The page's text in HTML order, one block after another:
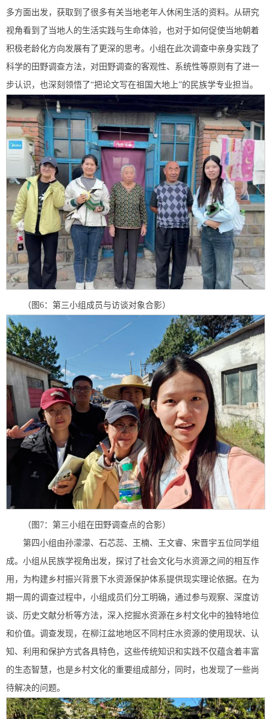
多方面出发，获取到了很多有关当地老年人休闲生活的资料。从研究
视角看到了当地人的生活实践与生命体验，也对于如何促使当地朝着
积极老龄化方向发展有了更深的思考。小组在此次调查中亲身实践了
科学的田野调查方法，对田野调查的客观性、系统性等原则有了进一
步认识，也深刻领悟了“把论文写在祖国大地上”的民族学专业担当。
（图6：第三小组成员与访谈对象合影）
（图7：第三小组在田野调查点的合影）
第四小组由孙濛濛、石芯蕊、王楠、王文睿、宋晋宇五位同学组
成。小组从民族学视角出发，探讨了社会文化与水资源之间的相互作
用，为构建乡村振兴背景下水资源保护体系提供现实理论依据。在为
期一周的调查过程中，小组成员们分工明确，通过参与观察、深度访
谈、历史文献分析等方法，深入挖掘水资源在乡村文化中的独特地位
和价值。调查发现，在柳江盆地地区不同村庄水资源的使用现状、认
知、利用和保护方式各具特色，这些传统知识和实践不仅蕴含着丰富
的生态智慧，也是乡村文化的重要组成部分，同时，也发现了一些尚
待解决的问题。